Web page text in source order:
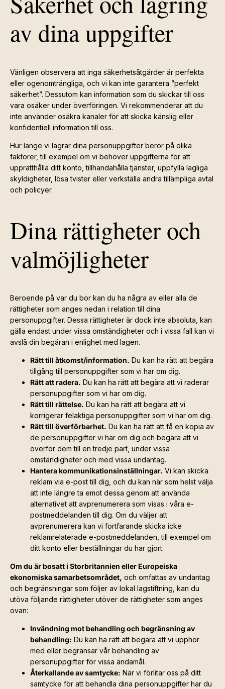
av dina uppgifter
Vänligen observera att inga säkerhetsåtgärder är perfekta
eller ogenomträngliga, och vi kan inte garantera ”perfekt
säkerhet”. Dessutom kan information som du skickar till oss
vara osäker under överföringen. Vi rekommenderar att du
inte använder osäkra kanaler för att skicka känslig eller
konfidentiell information till oss.
Hur länge vi lagrar dina personuppgifter beror på olika
faktorer, till exempel om vi behöver uppgifterna för att
upprätthålla ditt konto, tillhandahålla tjänster, uppfylla lagliga
skyldigheter, lösa tvister eller verkställa andra tillämpliga avtal
och policyer.
Dina rättigheter och
valmöjligheter
Beroende på var du bor kan du ha några av eller alla de
rättigheter som anges nedan i relation till dina
personuppgifter. Dessa rättigheter är dock inte absoluta, kan
gälla endast under vissa omständigheter och i vissa fall kan vi
avslå din begäran i enlighet med lagen.
Rätt till åtkomst/information. Du kan ha rätt att begära
tillgång till personuppgifter som vi har om dig.
Rätt att radera. Du kan ha rätt att begära att vi raderar
personuppgifter som vi har om dig.
Rätt till rättelse. Du kan ha rätt att begära att vi
korrigerar felaktiga personuppgifter som vi har om dig.
Rätt till överförbarhet. Du kan ha rätt att få en kopia av
de personuppgifter vi har om dig och begära att vi
överför dem till en tredje part, under vissa
omständigheter och med vissa undantag.
Hantera kommunikationsinställningar. Vi kan skicka
reklam via e-post till dig, och du kan när som helst välja
att inte längre ta emot dessa genom att använda
alternativet att avprenumerera som visas i våra e-
postmeddelanden till dig. Om du väljer att
avprenumerera kan vi fortfarande skicka icke
reklamrelaterade e-postmeddelanden, till exempel om
ditt konto eller beställningar du har gjort.
Om du är bosatt i Storbritannien eller Europeiska
ekonomiska samarbetsområdet, och omfattas av undantag
och begränsningar som följer av lokal lagstiftning, kan du
utöva följande rättigheter utöver de rättigheter som anges
ovan:
Invändning mot behandling och begränsning av
behandling: Du kan ha rätt att begära att vi upphör
med eller begränsar vår behandling av
personuppgifter för vissa ändamål.
Återkallande av samtycke: När vi förlitar oss på ditt
samtycke för att behandla dina personuppgifter har du